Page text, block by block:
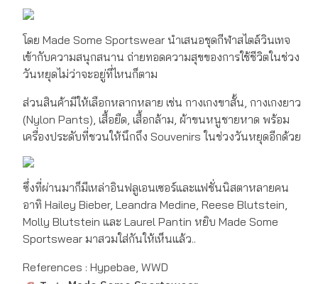
โดย Made Some Sportswear นำเสนอชุดกีฬาสไตล์วินเทจ
เข้ากับความสนุกสนาน ถ่ายทอดความสุขของการใช้ชีวิตในช่วง
วันหยุดไม่ว่าจะอยู่ที่ไหนก็ตาม
ส่วนสินค้ามีให้เลือกหลากหลาย เช่น กางเกงขาสั้น, กางเกงยาว
(Nylon Pants), เสื้อยืด, เสื้อกล้าม, ผ้าขนหนูชายหาด พร้อม
เครื่องประดับที่ชวนให้นึกถึง Souvenirs ในช่วงวันหยุดอีกด้วย
ซึ่งที่ผ่านมาก็มีเหล่าอินฟลูเอนเซอร์และแฟชั่นนิสตาหลายคน
อาทิ Hailey Bieber, Leandra Medine, Reese Blutstein,
Molly Blutstein และ Laurel Pantin หยิบ Made Some
Sportswear มาสวมใส่กันให้เห็นแล้ว..
References : Hypebae, WWD